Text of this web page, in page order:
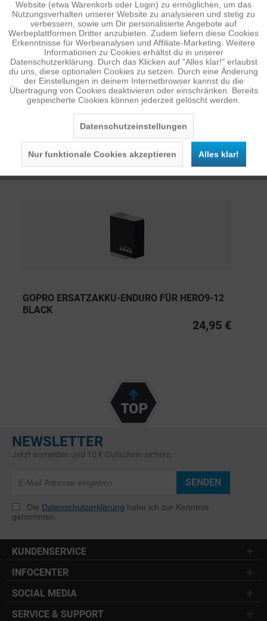
Features Besteht aus 'Low Temperature Cells' für besonders
kalte Umgebungen 1730mAh 3,85V...mehr
BEWERTUNGEN
0
Bewertungen lesen, schreiben und diskutieren...mehr
ÄHNLICHE ARTIKEL
Diese Artikel sind dem Produkt ähnlich ...
Persönliche Empfehlungen
GOPRO ERSATZAKKU-ENDURO FÜR HERO9-12
BLACK
24,95 €
NEWSLETTER
Jetzt anmelden und 10 € Gutschein sichern
SENDEN
Die Datenschutzerklärung habe ich zur Kenntnis
genommen.
KUNDENSERVICE
INFOCENTER
SOCIAL MEDIA
SERVICE & SUPPORT
Tracking Inaktiv
Personalisierung Inaktiv
Service Inaktiv
Website (etwa Warenkorb oder Login) zu ermöglichen, um das
Nutzungsverhalten unserer Website zu analysieren und stetig zu
verbessern, sowie um Dir personalisierte Angebote auf
Werbeplattformen Dritter anzubieten. Zudem liefern diese Cookies
Erkenntnisse für Werbeanalysen und Affiliate-Marketing. Weitere
Informationen zu Cookies erhältst du in unserer
Datenschutzerklärung. Durch das Klicken auf "Alles klar!" erlaubst
du uns, diese optionalen Cookies zu setzen. Durch eine Änderung
der Einstellungen in deinem Internetbrowser kannst du die
Übertragung von Cookies deaktivieren oder einschränken. Bereits
gespeicherte Cookies können jederzeit gelöscht werden.
Datenschutzeinstellungen
Nur funktionale Cookies akzeptieren Alles klar!